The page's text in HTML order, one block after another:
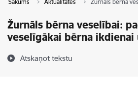
Sākums Aktualitātes Žurnāls bērna
Žurnāls bērna veselībai:
veselīgākai bērna ikdienai
Atskaņot tekstu